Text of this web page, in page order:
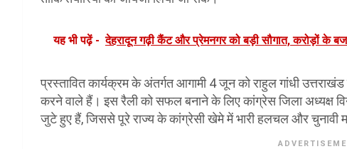
यह भी पढ़ें - देहरादून गढ़ी कैंट और प्रेमनगर को बड़ी सौगात, करोड़ों के
प्रस्तावित कार्यक्रम के अंतर्गत आगामी 4 जून को राहुल गांधी
करने वाले हैं। इस रैली को सफल बनाने के लिए कांग्रेस जिला अध्यक्ष
जुटे हुए हैं, जिससे पूरे राज्य के कांग्रेसी खेमे में भारी हलचल और चुनावी